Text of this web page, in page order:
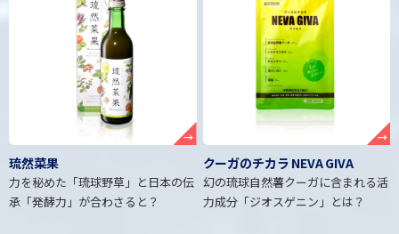
→
琉然菜果
力を秘めた「琉球野草」と日本の伝
承「発酵力」が合わさると？
→
クーガのチカラ NEVA GIVA
幻の琉球自然薯クーガに含まれる活
力成分「ジオスゲニン」とは？